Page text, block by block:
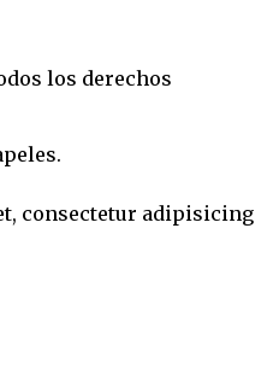
los derechos
consectetur adipisicing